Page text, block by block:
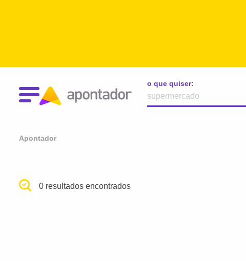
o que quiser:
Apontador
0 resultados encontrados